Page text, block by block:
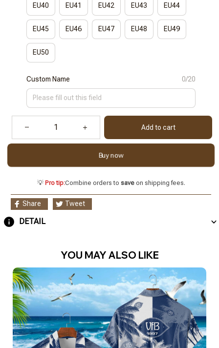
EU40 EU41 EU42 EU43 EU44
EU45 EU46 EU47 EU48 EU49
EU50
Custom Name 0/20
Add to cart
Buy now
💡 Pro tip:Combine orders to saveon shipping fees.
Share Tweet
DETAIL
YOU MAY ALSO LIKE